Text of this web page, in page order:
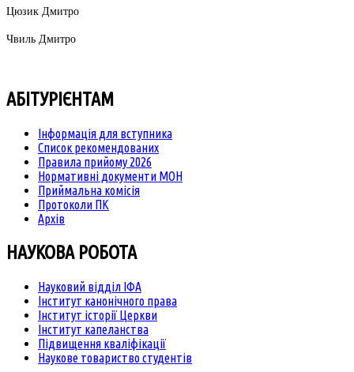
Цюзик Дмитро
Чвиль Дмитро
АБІТУРІЄНТАМ
Інформація для вступника
Список рекомендованих
Правила прийому 2026
Нормативні документи МОН
Приймальна комісія
Протоколи ПК
Архів
НАУКОВА РОБОТА
Науковий відділ ІФА
Інститут канонічного права
Інститут історії Церкви
Інститут капеланства
Підвищення кваліфікації
Наукове товариство студентів